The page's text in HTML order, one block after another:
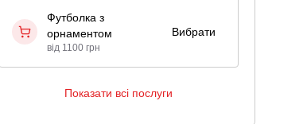
Футболка з
орнаментом
від 1100 грн
Вибрати
Показати всі послуги